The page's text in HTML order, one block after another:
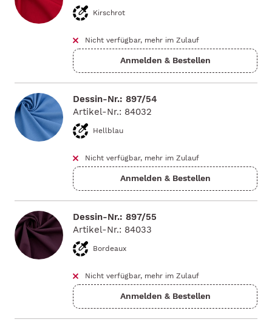
Kirschrot
Nicht verfügbar, mehr im Zulauf
Dessin-Nr.: 897/54
Artikel-Nr.: 84032
Hellblau
Nicht verfügbar, mehr im Zulauf
Dessin-Nr.: 897/55
Artikel-Nr.: 84033
Bordeaux
Nicht verfügbar, mehr im Zulauf